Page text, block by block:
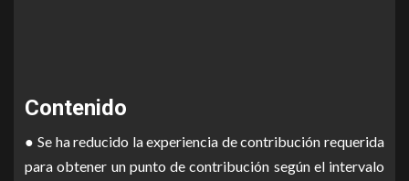
Contenido
● Se ha reducido la experiencia de contribución requerida
para obtener un punto de contribución según el intervalo